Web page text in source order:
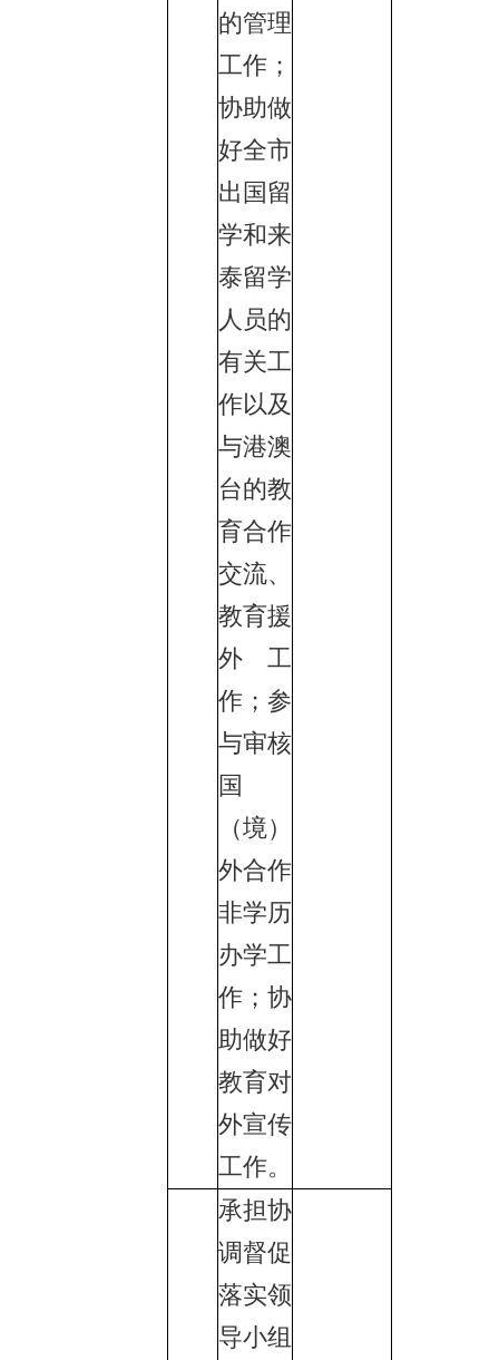
的管理
工作；
协助做
好全市
出国留
学和来
泰留学
人员的
有关工
作以及
与港澳
台的教
育合作
交流、
教育援
外工
作；参
与审核
国
（境）
外合作
非学历
办学工
作；协
助做好
教育对
外宣传
工作。
承担协
调督促
落实领
导小组